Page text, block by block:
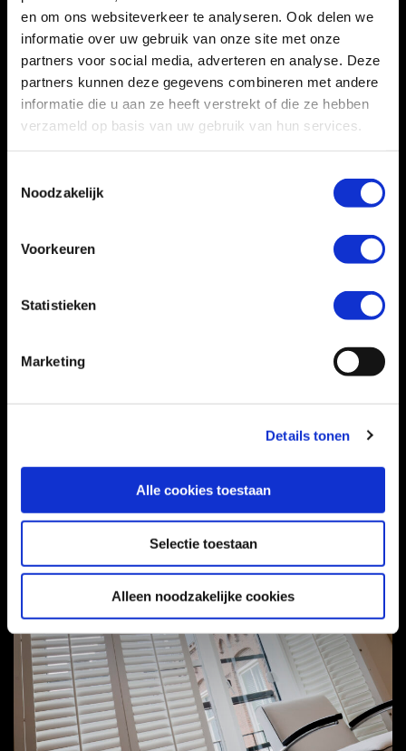
en om ons websiteverkeer te analyseren. Ook delen we
informatie over uw gebruik van onze site met onze
partners voor social media, adverteren en analyse. Deze
partners kunnen deze gegevens combineren met andere
informatie die u aan ze heeft verstrekt of die ze hebben
verzameld op basis van uw gebruik van hun services.
Noodzakelijk
Voorkeuren
Statistieken
Marketing
Details tonen
Alle cookies toestaan
Selectie toestaan
Alleen noodzakelijke cookies